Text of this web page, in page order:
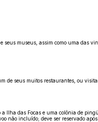
museus, assim como uma das
seus muitos restaurantes, ou
Ilha das Focas e uma colônia de
não incluído; deve ser reservado